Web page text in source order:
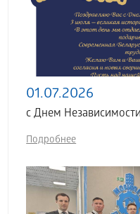
01.07.2026
с Днем
Подробнее